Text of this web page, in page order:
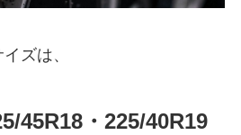
ズは、
45R18・225/40R19